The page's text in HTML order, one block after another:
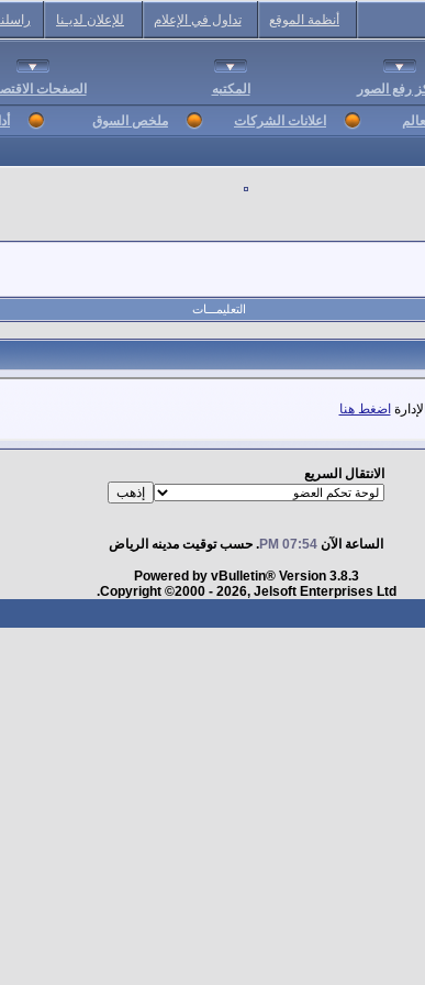
أنظمة الموقع تداول في الإعلام للإعلان لديـنا
رفع الصور المكتبه الصفحات
اعلانات الشركات ملخص السوق
التعليمـــات
اضغط هنا
الانتقال السريع
الساعة الآن 07:54 PM . حسب توقيت مدينه الرياض
Powered by vBulletin® Version 3.8.3
Copyright ©2000 - 2026, Jelsoft Enterprises Ltd.